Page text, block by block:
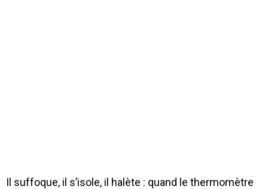
Il suffoque, il s’isole, il halète : quand le thermomètre